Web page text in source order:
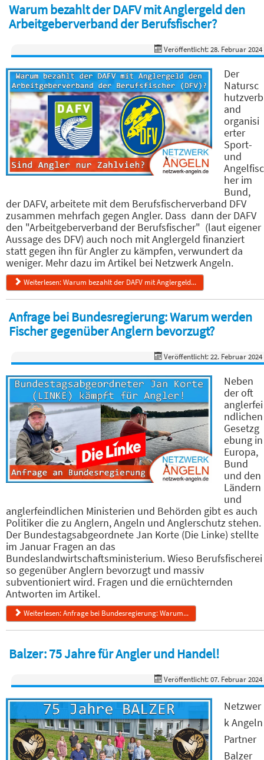
Warum bezahlt der DAFV mit Anglergeld den
Arbeitgeberverband der Berufsfischer?
Veröffentlicht: 28. Februar 2024
Der
Natursc
hutzverb
and
organisi
erter
Sport-
und
Angelfisc
her im
Bund,
der DAFV, arbeitete mit dem Berufsfischerverband DFV
zusammen mehrfach gegen Angler. Dass dann der DAFV
den "Arbeitgeberverband der Berufsfischer" (laut eigener
Aussage des DFV) auch noch mit Anglergeld finanziert
statt gegen ihn für Angler zu kämpfen, verwundert da
weniger. Mehr dazu im Artikel bei Netzwerk Angeln.
Weiterlesen: Warum bezahlt der DAFV mit Anglergeld...
Anfrage bei Bundesregierung: Warum werden
Fischer gegenüber Anglern bevorzugt?
Veröffentlicht: 22. Februar 2024
Neben
der oft
anglerfei
ndlichen
Gesetzg
ebung in
Europa,
Bund
und den
Ländern
und
anglerfeindlichen Ministerien und Behörden gibt es auch
Politiker die zu Anglern, Angeln und Anglerschutz stehen.
Der Bundestagsabgeordnete Jan Korte (Die Linke) stellte
im Januar Fragen an das
Bundeslandwirtschaftsministerium. Wieso Berufsfischerei
so gegenüber Anglern bevorzugt und massiv
subventioniert wird. Fragen und die ernüchternden
Antworten im Artikel.
Weiterlesen: Anfrage bei Bundesregierung: Warum...
Balzer: 75 Jahre für Angler und Handel!
Veröffentlicht: 07. Februar 2024
Netzwer
k Angeln
Partner
Balzer